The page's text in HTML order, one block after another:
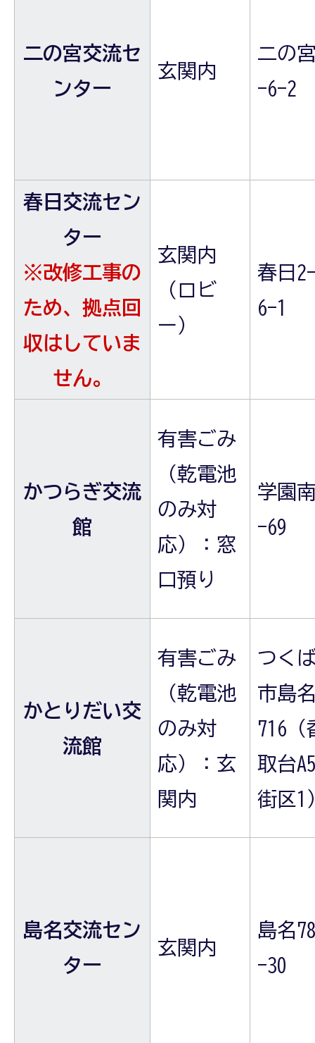
二の宮交流セ
ンター
玄関内
二の
-6-2
春日交流セン
ター
※改修工事の
ため、拠点回
収はしていま
せん。
玄関内
（ロビ
ー）
春日
6-1
かつらぎ交流
館
有害ごみ
（乾電池
のみ対
応）：窓
口預り
学園
-69
かとりだい交
流館
有害ごみ
（乾電池
のみ対
応）：玄
関内
つく
市島
716（
取台
街区1
島名交流セン
ター
玄関内
島名
-30